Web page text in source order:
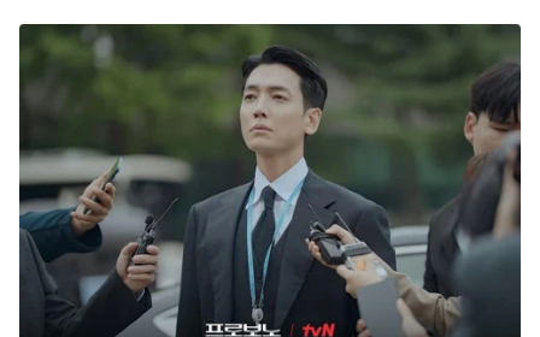
高口碑律政韓劇7. 《少年法庭》：未成年犯罪
多殘酷，法官就有多掙扎
高口碑律政韓劇8.《Hyena：富豪辯護人》：專
咬財閥的大型爽劇，姐弟CP火花四射
高口碑律政韓劇9. 《惡魔法官》：全民直播審
判，反烏托邦下的「正義秀」
高口碑律政韓劇10. 《秘密森林》：檢察官與刑
警聯手，挖開整個體制的黑洞